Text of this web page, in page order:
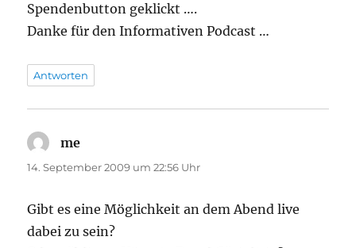
Spendenbutton geklickt ….
Danke für den Informativen Podcast …
Antworten
me
14. September 2009 um 22:56 Uhr
Gibt es eine Möglichkeit an dem Abend live
dabei zu sein?